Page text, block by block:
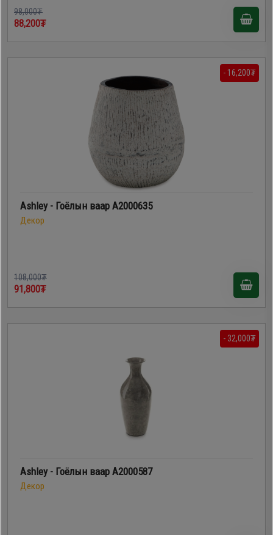
98,000₮
88,200₮
- 16,200₮
Ashley - Гоёлын ваар A2000635
Декор
108,000₮
91,800₮
- 32,000₮
Ashley - Гоёлын ваар A2000587
Декор